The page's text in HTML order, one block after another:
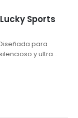
Sports
para
y ultra
un diseño